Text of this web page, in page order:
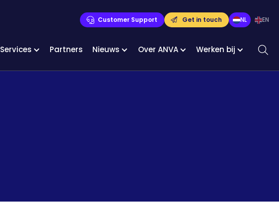
Customer Support Get in touch NL EN
Services Partners Nieuws Over ANVA Werken bij